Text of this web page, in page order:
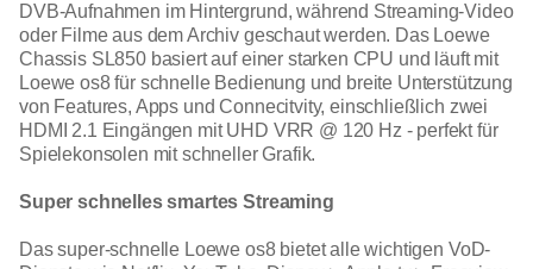
DVB-Aufnahmen im Hintergrund, während Streaming-Video
oder Filme aus dem Archiv geschaut werden. Das Loewe
Chassis SL850 basiert auf einer starken CPU und läuft mit
Loewe os8 für schnelle Bedienung und breite Unterstützung
von Features, Apps und Connecitvity, einschließlich zwei
HDMI 2.1 Eingängen mit UHD VRR @ 120 Hz - perfekt für
Spielekonsolen mit schneller Grafik.
Super schnelles smartes Streaming
Das super-schnelle Loewe os8 bietet alle wichtigen VoD-